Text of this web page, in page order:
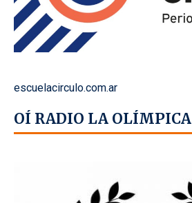
escuelacirculo.com.ar
OÍ RADIO LA OLÍMPICA